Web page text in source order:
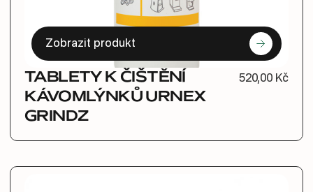
Zobrazit produkt
TABLETY K ČIŠTĚNÍ
KÁVOMLÝNKŮ URNEX
GRINDZ
520,00 Kč